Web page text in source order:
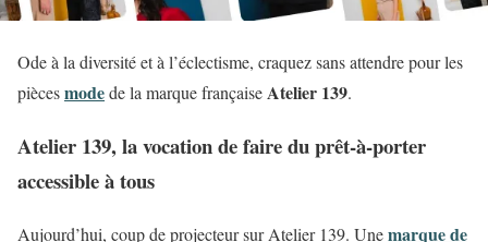
Ode à la diversité et à l’éclectisme, craquez sans attendre pour les
piècesmodede la marque françaiseAtelier 139.
Atelier 139, la vocation de faire du prêt-à-porter
accessible à tous
Aujourd’hui, coup de projecteur sur Atelier 139. Unemarque de